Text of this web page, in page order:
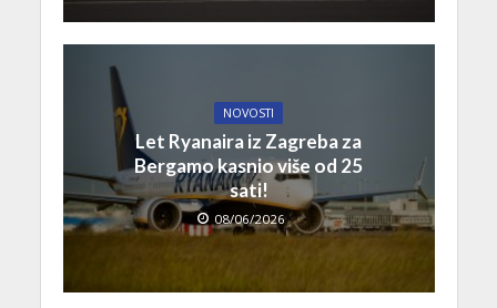
NOVOSTI
Let Ryanaira iz Zagreba za
Bergamo kasnio više od 25
sati!
08/06/2026